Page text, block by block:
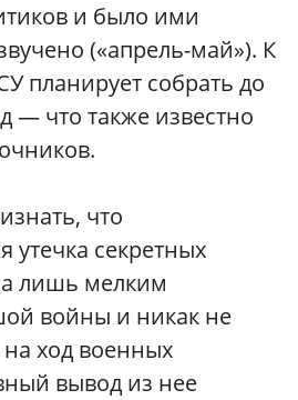
и было ими
(«апрель-май»). К
планирует собрать до
— что также известно
что
утечка секретных
лишь мелким
войны и никак не
ход военных
вывод из нее